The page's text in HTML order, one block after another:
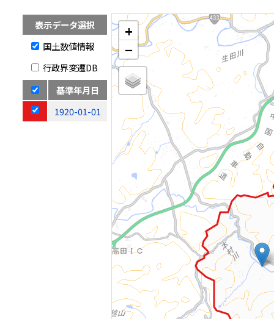
表示データ選択
国土数値情報
行政界変遷DB
基準年月日
1920-01-01
+
−